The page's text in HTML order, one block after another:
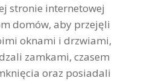
stronie internetowej
domów, aby przejęli
oknami i drzwiami,
zamkami, czasem
oraz posiadali